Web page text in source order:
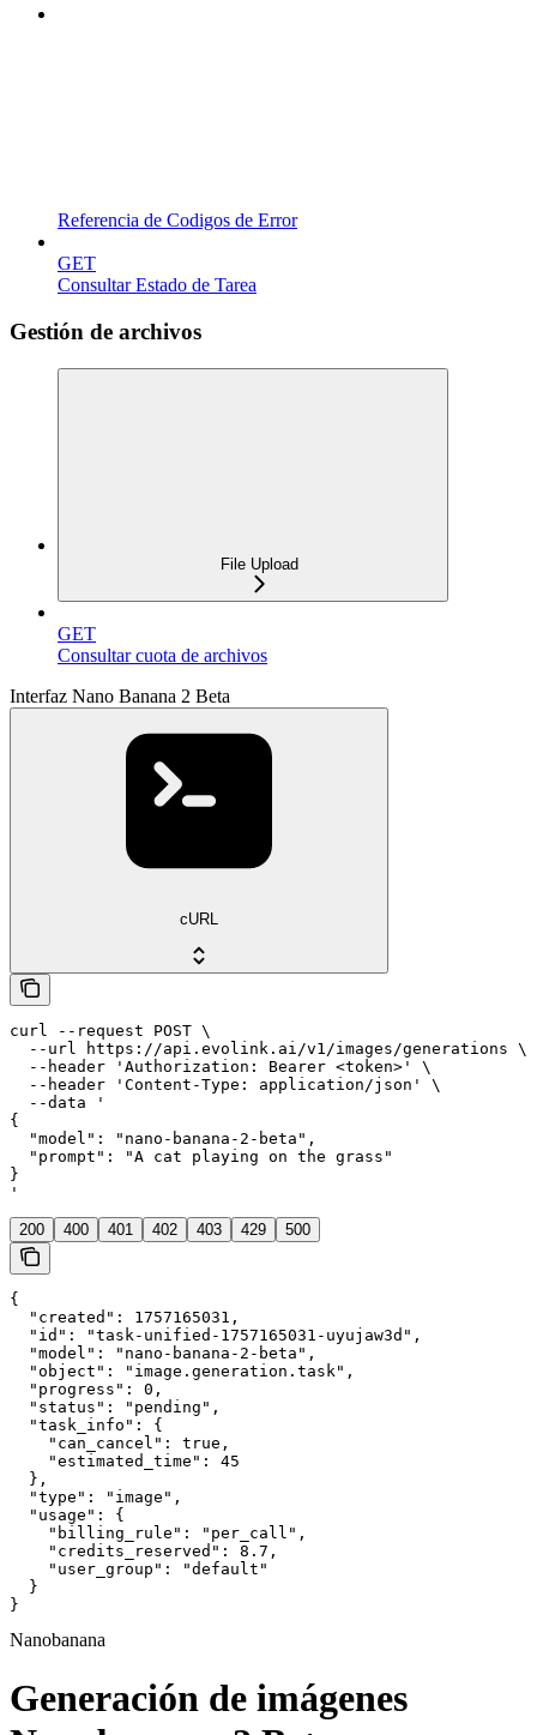
Referencia de Codigos de Error
GET
Consultar Estado de Tarea
Gestión de archivos
File Upload
GET
Consultar cuota de archivos
Interfaz Nano Banana 2 Beta
cURL
curl --request POST \
  --url https://api.evolink.ai/v1/images/generations \
  --header 'Authorization: Bearer <token>' \
  --header 'Content-Type: application/json' \
  --data '
{
  "model": "nano-banana-2-beta",
  "prompt": "A cat playing on the grass"
}
'
200 400 401 402 403 429 500
{
  "created": 1757165031,
  "id": "task-unified-1757165031-uyujaw3d",
  "model": "nano-banana-2-beta",
  "object": "image.generation.task",
  "progress": 0,
  "status": "pending",
  "task_info": {
    "can_cancel": true,
    "estimated_time": 45
  },
  "type": "image",
  "usage": {
    "billing_rule": "per_call",
    "credits_reserved": 8.7,
    "user_group": "default"
  }
}
Nanobanana
Generación de imágenes